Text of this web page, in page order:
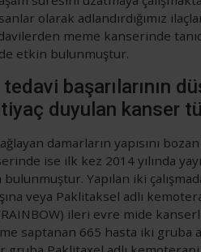
olarak adlandırdığımız
meme kanserinde
etkin bulunmuştur.
başarılarının
duyulan kanser
damarların yapısını
ise ilk kez 2014 yılında
Yapılan iki
veya Paklitaksel adlı
ileri evre mide
saptanan 665 hasta iki gruba